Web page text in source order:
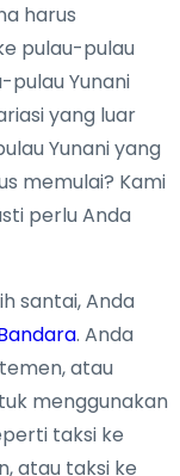
harus
pulau-pulau
pulau Yunani
yang luar
Yunani yang
memulai? Kami
perlu Anda
santai, Anda
. Anda
atau
menggunakan
taksi ke
atau taksi ke